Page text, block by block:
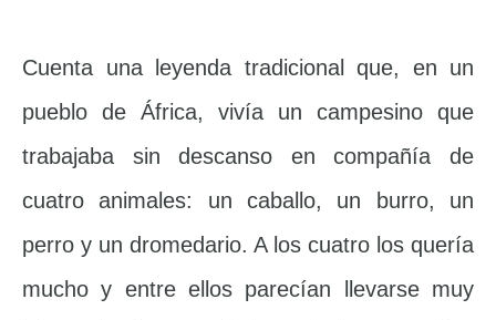
Cuenta una leyenda tradicional que, en un
pueblo de África, vivía un campesino que
trabajaba sin descanso en compañía de
cuatro animales: un caballo, un burro, un
perro y un dromedario. A los cuatro los quería
mucho y entre ellos parecían llevarse muy